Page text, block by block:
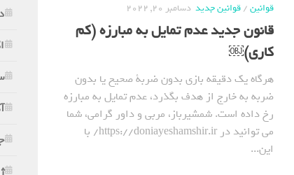
قوانین/قوانین جدید دسامبر 20, 2022
قانون جدید عدم تمایل به مبارزه (کم
کاری)￼
هرگاه یک دقیقه بازی بدون ضربة صحیح یا بدون
ضربه به خارج از هدف بگذرد، عدم تمایل به مبارزه
رخ داده است. شمشیرباز، مربی و داور گرامی، شما
می توانید در https://doniayeshamshir.ir/ با
این...